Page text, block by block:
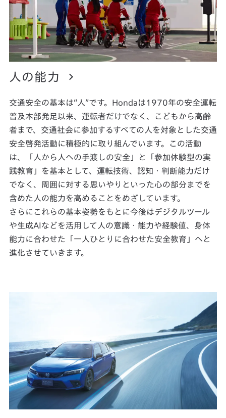
人の能力
交通安全の基本は“人”です。Hondaは1970年の安全運転
普及本部発足以来、運転者だけでなく、こどもから高齢
者まで、交通社会に参加するすべての人を対象とした交通
安全啓発活動に積極的に取り組んでいます。この活動
は、「人から人への手渡しの安全」と「参加体験型の実
践教育」を基本として、運転技術、認知・判断能力だけ
でなく、周囲に対する思いやりといった心の部分までを
含めた人の能力を高めることをめざしています。
さらにこれらの基本姿勢をもとに今後はデジタルツール
や生成AIなどを活用して人の意識・能力や経験値、身体
能力に合わせた「一人ひとりに合わせた安全教育」へと
進化させていきます。